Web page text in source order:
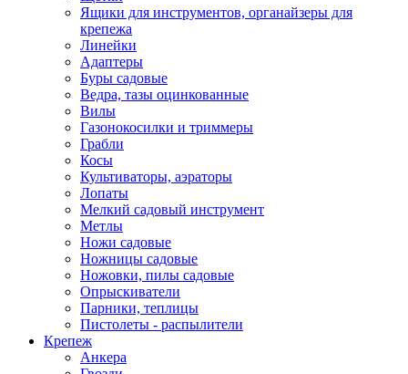
Ящики для инструментов, органайзеры для
крепежа
Линейки
Адаптеры
Буры садовые
Ведра, тазы оцинкованные
Вилы
Газонокосилки и триммеры
Грабли
Косы
Культиваторы, аэраторы
Лопаты
Мелкий садовый инструмент
Метлы
Ножи садовые
Ножницы садовые
Ножовки, пилы садовые
Опрыскиватели
Парники, теплицы
Пистолеты - распылители
Крепеж
Анкера